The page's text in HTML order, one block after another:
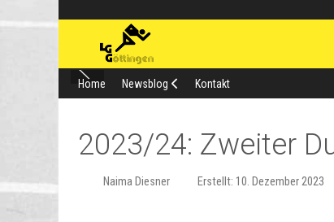
Home Newsblog Kontakt
2023/24: Zweiter
Naima Diesner Erstellt: 10. Dezember 2023